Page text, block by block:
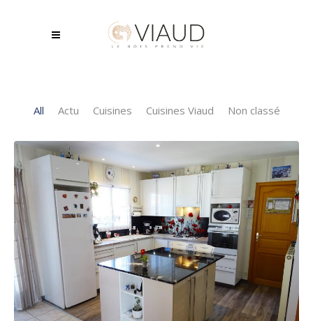
All Actu Cuisines Cuisines Viaud Non classé